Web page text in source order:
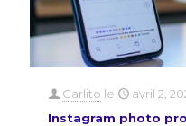
Carlito le
avril 2,
Instagram photo